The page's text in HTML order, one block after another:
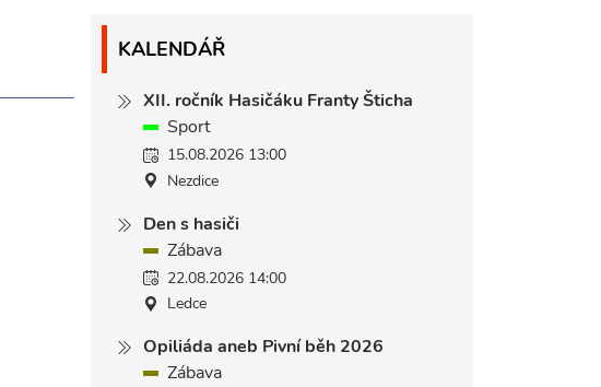
KALENDÁŘ
XII. ročník Hasičáku Franty Šticha
Sport
15.08.2026 13:00
Nezdice
Den s hasiči
Zábava
22.08.2026 14:00
Ledce
Opiliáda aneb Pivní běh 2026
Zábava